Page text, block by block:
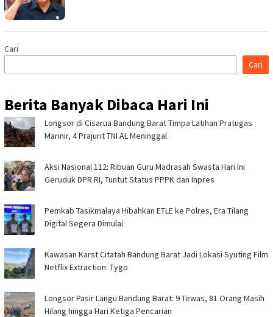
Cari
Cari
Berita Banyak Dibaca Hari Ini
Longsor di Cisarua Bandung Barat Timpa Latihan Pra­tugas
Marinir, 4 Prajurit TNI AL Meninggal
Aksi Nasional 112: Ribuan Guru Madrasah Swasta Hari Ini
Geruduk DPR RI, Tuntut Status PPPK dan Inpres
Pemkab Tasikmalaya Hibahkan ETLE ke Polres, Era Tilang
Digital Segera Dimulai
Kawasan Karst Citatah Bandung Barat Jadi Lokasi Syuting Film
Netflix Extraction: Tygo
Longsor Pasir Langu Bandung Barat: 9 Tewas, 81 Orang Masih
Hilang hingga Hari Ketiga Pencarian